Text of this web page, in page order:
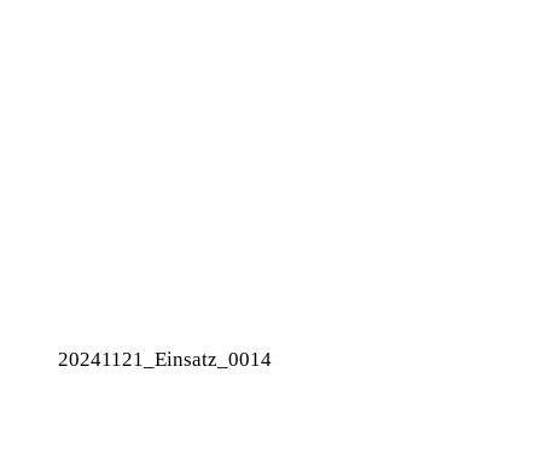
20241121_Einsatz_0014